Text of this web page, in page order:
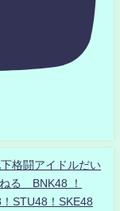
格闘アイドルだい
る BNK48 ！
STU48！SKE48